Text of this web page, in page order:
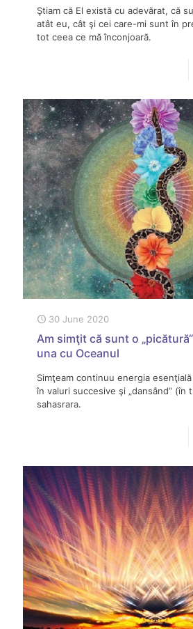
Ştiam că El există cu adevărat, că
atât eu, cât şi cei care-mi sunt în
tot ceea ce mă înconjoară.
30 June 2020
Am simţit că sunt o
una cu Oceanul
Simţeam continuu energia
în valuri succesive şi „dansând“ (în
sahasrara.